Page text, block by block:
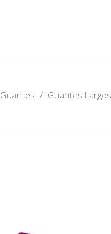
Guantes / Guantes